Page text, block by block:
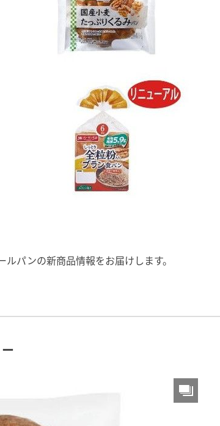
パンの新商品情報をお届けします。